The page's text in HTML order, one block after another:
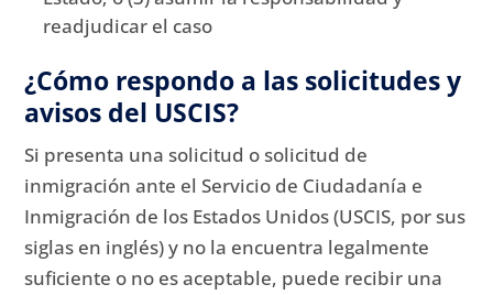
readjudicar el caso
¿Cómo respondo a las solicitudes y
avisos del USCIS?
Si presenta una solicitud o solicitud de
inmigración ante el Servicio de Ciudadanía e
Inmigración de los Estados Unidos (USCIS, por sus
siglas en inglés) y no la encuentra legalmente
suficiente o no es aceptable, puede recibir una